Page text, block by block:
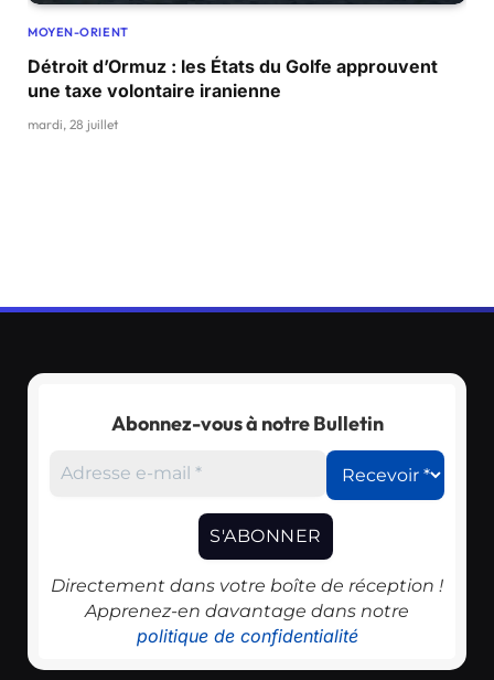
MOYEN-ORIENT
Détroit d’Ormuz : les États du Golfe approuvent
une taxe volontaire iranienne
mardi, 28 juillet
Abonnez-vous à notre Bulletin
Directement dans votre boîte de réception !
Apprenez-en davantage dans notre
politique de confidentialité